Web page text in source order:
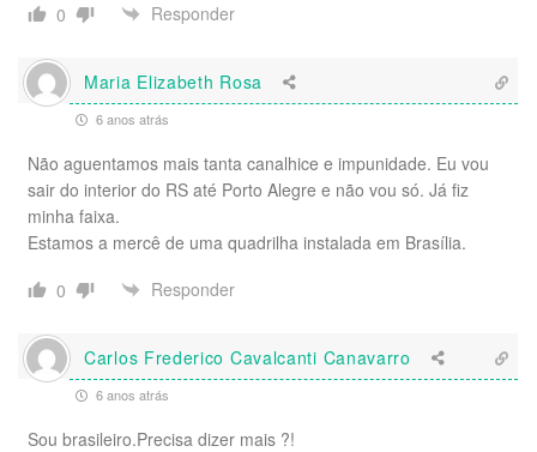
0
Responder
Maria Elizabeth Rosa
6 anos atrás
Não aguentamos mais tanta canalhice e impunidade. Eu vou
sair do interior do RS até Porto Alegre e não vou só. Já fiz
minha faixa.
Estamos a mercê de uma quadrilha instalada em Brasília.
0
Responder
Carlos Frederico Cavalcanti Canavarro
6 anos atrás
Sou brasileiro.Precisa dizer mais ?!